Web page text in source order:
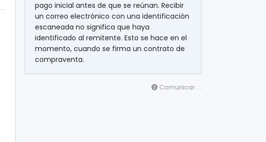
pago inicial antes de que se reúnan. Recibir
un correo electrónico con una identificación
escaneada no significa que haya
identificado al remitente. Esto se hace en el
momento, cuando se firma un contrato de
compraventa.
Comunicar ...